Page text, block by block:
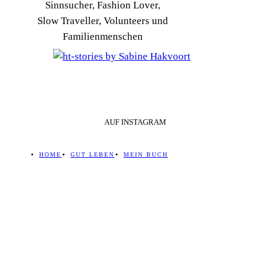
Sinnsucher, Fashion Lover,
Slow Traveller, Volunteers und
Familienmenschen
AUF INSTAGRAM
HOME GUT LEBEN MEIN BUCH